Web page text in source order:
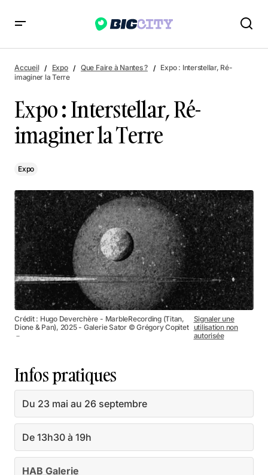
Accueil Expo Que Faire à Nantes ?
Expo : Interstellar, Ré-
imaginer la Terre
Expo : Interstellar, Ré-
imaginer la Terre
Expo
Crédit : Hugo Deverchère - MarbleRecording (Titan,
Dione & Pan), 2025 - Galerie Sator © Grégory Copitet
－
Signaler une
utilisation non
autorisée
Infos pratiques
Du 23 mai au 26 septembre
De 13h30 à 19h
HAB Galerie